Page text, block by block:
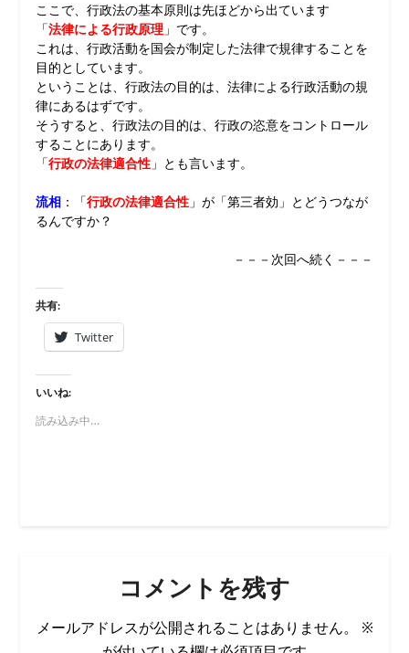
ここで、行政法の基本原則は先ほどから出ています
「法律による行政原理」です。
これは、行政活動を国会が制定した法律で規律することを
目的としています。
ということは、行政法の目的は、法律による行政活動の規
律にあるはずです。
そうすると、行政法の目的は、行政の恣意をコントロール
することにあります。
「行政の法律適合性」とも言います。
流相：「行政の法律適合性」が「第三者効」とどうつなが
るんですか？
－－－次回へ続く－－－
共有:
Twitter
いいね:
読み込み中…
コメントを残す
メールアドレスが公開されることはありません。
※